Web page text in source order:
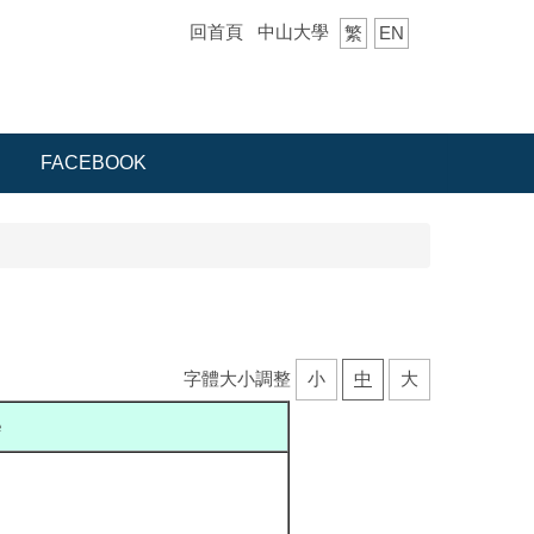
回首頁 中山大學 繁 EN
FACEBOOK
字體大小調整 小 中 大